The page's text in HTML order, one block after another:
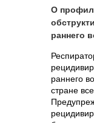
О
раннего
раннего
стране